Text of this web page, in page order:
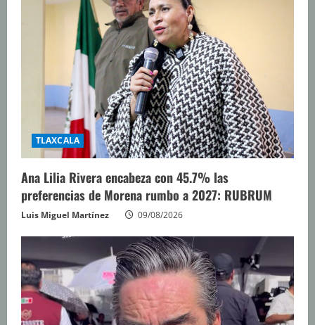
TLAXCALA
Ana Lilia Rivera encabeza con 45.7% las
preferencias de Morena rumbo a 2027: RUBRUM
Luis Miguel Martínez 09/08/2026